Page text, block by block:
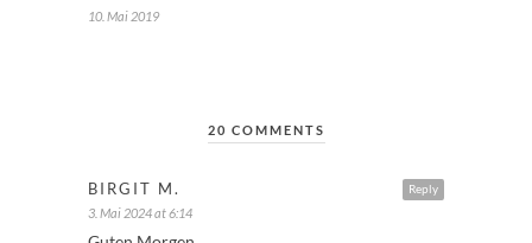
10. Mai 2019
20 COMMENTS
Reply
BIRGIT M.
3. Mai 2024 at 6:14